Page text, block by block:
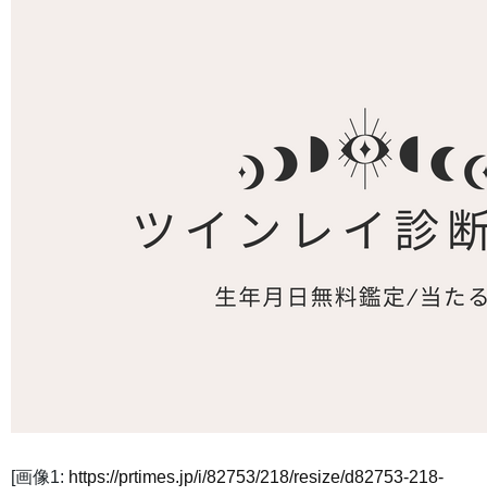
[画像1: https://prtimes.jp/i/82753/218/resize/d82753-218-